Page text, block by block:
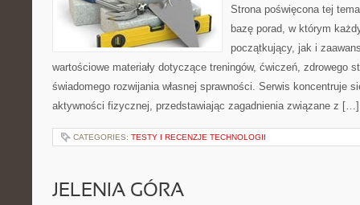
Strona poświęcona tej
bazę porad, w którym
początkujący, jak i
wartościowe materiały dotyczące treningów, ćwiczeń, zdrowego
świadomego rozwijania własnej sprawności. Serwis koncentruje
aktywności fizycznej, przedstawiając zagadnienia związane z […]
CATEGORIES: TESTY I RECENZJE TECHNOLOGII
JELENIA GÓRA